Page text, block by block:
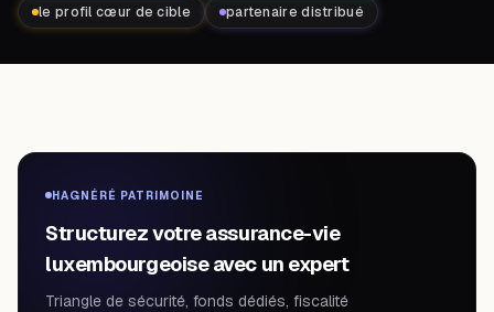
le profil cœur de cible
partenaire distribué
HAGNÉRÉ PATRIMOINE
Structurez votre assurance-vie
luxembourgeoise avec un expert
Triangle de sécurité, fonds dédiés, fiscalité